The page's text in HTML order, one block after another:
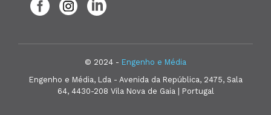
© 2024 - Engenho e Média
Engenho e Média, Lda - Avenida da República, 2475, Sala
64, 4430-208 Vila Nova de Gaia | Portugal